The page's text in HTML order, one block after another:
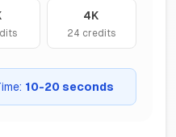
4K
24 credits
: 10-20 seconds